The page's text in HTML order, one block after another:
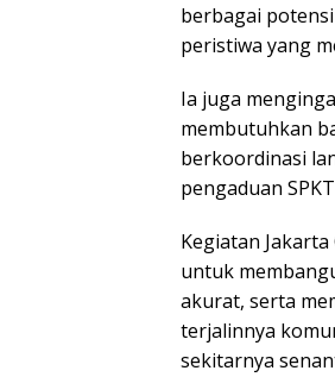
berbagai
peristiwa yang
Ia juga
membutuhkan
berkoordinasi
pengaduan
Kegiatan
untuk
akurat, serta
terjalinnya
sekitarnya